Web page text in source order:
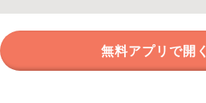
無料アプリで開く